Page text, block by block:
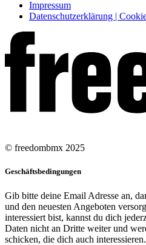
Impressum
Datenschutzerklärung |
© freedombmx 2025
Geschäftsbedingungen
Gib bitte deine Email Adresse an,
und den neuesten Angeboten
interessiert bist, kannst du dich
Daten nicht an Dritte weiter und
schicken, die dich auch